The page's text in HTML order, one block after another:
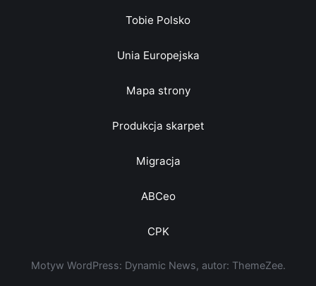
Tobie Polsko
Unia Europejska
Mapa strony
Produkcja skarpet
Migracja
ABCeo
CPK
Motyw WordPress: Dynamic News, autor: ThemeZee.